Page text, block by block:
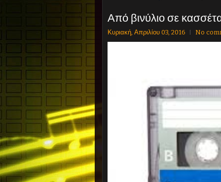
Από βινύλιο σε κασσέτα
Κυριακή, Απριλίου 03, 2016 No